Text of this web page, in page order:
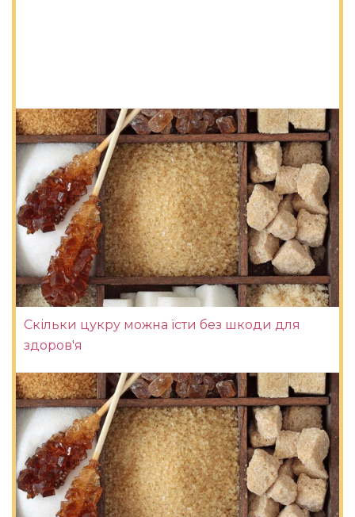
Скільки цукру можна їсти без шкоди для
здоров'я